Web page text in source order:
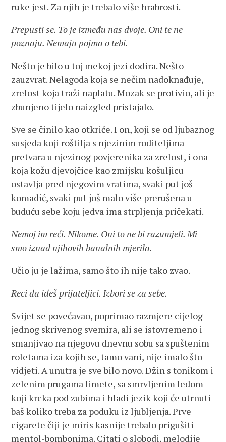
ruke jest. Za njih je trebalo više hrabrosti.
Prepusti se. To je između nas dvoje. Oni te ne
poznaju. Nemaju pojma o tebi.
Nešto je bilo u toj mekoj jezi dodira. Nešto
zauzvrat. Nelagoda koja se nečim nadoknađuje,
zrelost koja traži naplatu. Mozak se protivio, ali je
zbunjeno tijelo naizgled pristajalo.
Sve se činilo kao otkriće. I on, koji se od ljubaznog
susjeda koji roštilja s njezinim roditeljima
pretvara u njezinog povjerenika za zrelost, i ona
koja kožu djevojčice kao zmijsku košuljicu
ostavlja pred njegovim vratima, svaki put još
komadić, svaki put još malo više prerušena u
buduću sebe koju jedva ima strpljenja pričekati.
Nemoj im reći. Nikome. Oni to ne bi razumjeli. Mi
smo iznad njihovih banalnih mjerila.
Učio ju je lažima, samo što ih nije tako zvao.
Reci da ideš prijateljici. Izbori se za sebe.
Svijet se povećavao, poprimao razmjere cijelog
jednog skrivenog svemira, ali se istovremeno i
smanjivao na njegovu dnevnu sobu sa spuštenim
roletama iza kojih se, tamo vani, nije imalo što
vidjeti. A unutra je sve bilo novo. Džin s tonikom i
zelenim prugama limete, sa smrvljenim ledom
koji krcka pod zubima i hladi jezik koji će utrnuti
baš koliko treba za poduku iz ljubljenja. Prve
cigarete čiji je miris kasnije trebalo prigušiti
mentol-bombonima. Citati o slobodi, melodije